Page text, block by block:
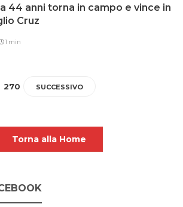
44 anni torna in campo e vince in
Cruz
1 min
270 SUCCESSIVO
Torna alla Home